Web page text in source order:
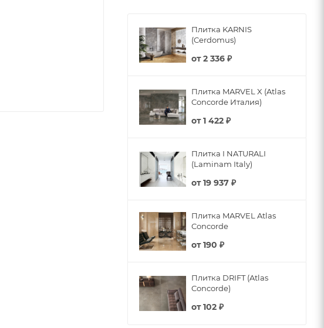
Плитка KARNIS
(Cerdomus)
от2 336 ₽
Плитка MARVEL X (Atlas
Concorde Италия)
от1 422 ₽
Плитка I NATURALI
(Laminam Italy)
от19 937 ₽
Плитка MARVEL Atlas
Concorde
от190 ₽
Плитка DRIFT (Atlas
Concorde)
от102 ₽